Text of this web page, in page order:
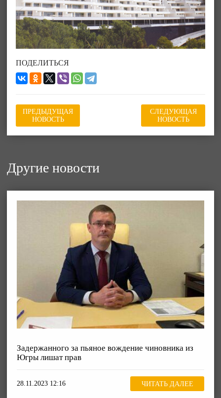
ПОДЕЛИТЬСЯ
ПРЕДЫДУЩАЯ
НОВОСТЬ
СЛЕДУЮЩАЯ
НОВОСТЬ
Другие новости
Задержанного за пьяное вождение чиновника из
Югры лишат прав
28.11.2023 12:16 ЧИТАТЬ ДАЛЕЕ